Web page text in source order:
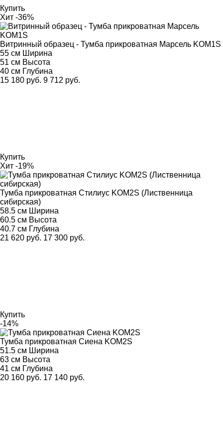
Купить
Хит -36%
Витринный образец - Тумба прикроватная Марсель KOM1S
55 см Ширина
51 см Высота
40 см Глубина
15 180 руб. 9 712 руб.
Купить
Хит -19%
Тумба прикроватная Стилиус KOM2S (Лиственница
сибирская)
58.5 см Ширина
60.5 см Высота
40.7 см Глубина
21 620 руб. 17 300 руб.
Купить
-14%
Тумба прикроватная Сиена KOM2S
51.5 см Ширина
63 см Высота
41 см Глубина
20 160 руб. 17 140 руб.